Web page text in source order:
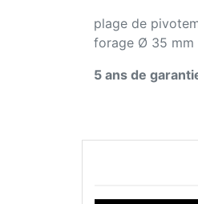
plage de
forage Ø 35 mm
5 ans de